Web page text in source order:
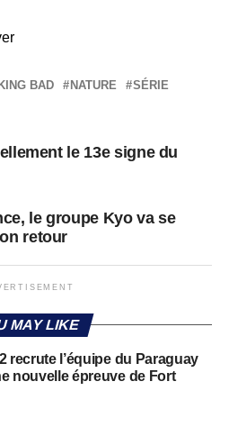
BAD NATURE
SÉRIE
le 13e signe du
le groupe Kyo va se
retour
MAY LIKE
recrute l’équipe du Paraguay
nouvelle épreuve de Fort